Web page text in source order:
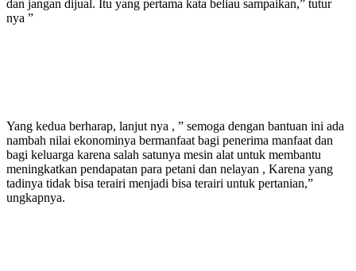
dan jangan dijual. Itu yang pertama kata beliau sampaikan,” tutur
nya ”
Yang kedua berharap, lanjut nya , ” semoga dengan bantuan ini ada
nambah nilai ekonominya bermanfaat bagi penerima manfaat dan
bagi keluarga karena salah satunya mesin alat untuk membantu
meningkatkan pendapatan para petani dan nelayan , Karena yang
tadinya tidak bisa terairi menjadi bisa terairi untuk pertanian,”
ungkapnya.